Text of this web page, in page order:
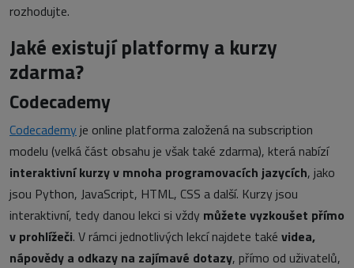
rozhodujte.
Jaké existují platformy a kurzy
zdarma?
Codecademy
Codecademyje online platforma založená na subscription
modelu (velká část obsahu je však také zdarma), která nabízí
interaktivní kurzy v mnoha programovacích jazycích, jako
jsou Python, JavaScript, HTML, CSS a další. Kurzy jsou
interaktivní, tedy danou lekci si vždy můžete vyzkoušet přímo
v prohlížeči. V rámci jednotlivých lekcí najdete také videa,
nápovědy a odkazy na zajímavé dotazy, přímo od uživatelů,